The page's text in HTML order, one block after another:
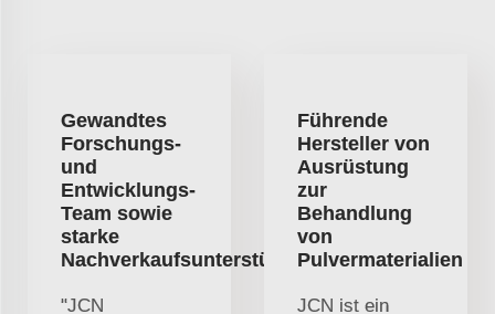
Gewandtes
Forschungs-
und
Entwicklungs-
Team sowie
starke
Nachverkaufsunterstützung
"JCN
Führende
Hersteller von
Ausrüstung
zur
Behandlung
von
Pulvermaterialien
JCN ist ein